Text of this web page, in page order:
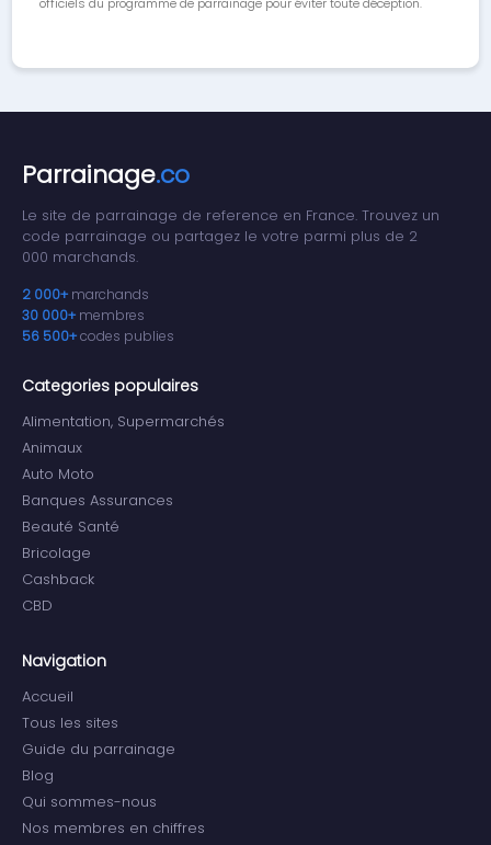
Parrainage.co
Le site de parrainage de reference en France. Trouvez un
code parrainage ou partagez le votre parmi plus de 2
000 marchands.
2 000+ marchands
30 000+ membres
56 500+codes publies
Categories populaires
Alimentation, Supermarchés
Animaux
Auto Moto
Banques Assurances
Beauté Santé
Bricolage
Cashback
CBD
Navigation
Accueil
Tous les sites
Guide du parrainage
Blog
Qui sommes-nous
Nos membres en chiffres